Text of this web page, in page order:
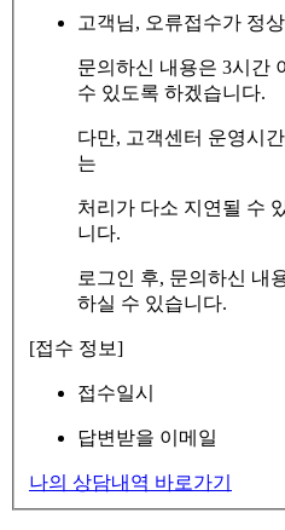
고객님, 오류접수가 정
문의하신 내용은 3시간
수 있도록 하겠습니다.
다만, 고객센터 운영시
는
처리가 다소 지연될 수
니다.
로그인 후, 문의하신 내
하실 수 있습니다.
[접수 정보]
접수일시
답변받을 이메일
나의 상담내역 바로가기